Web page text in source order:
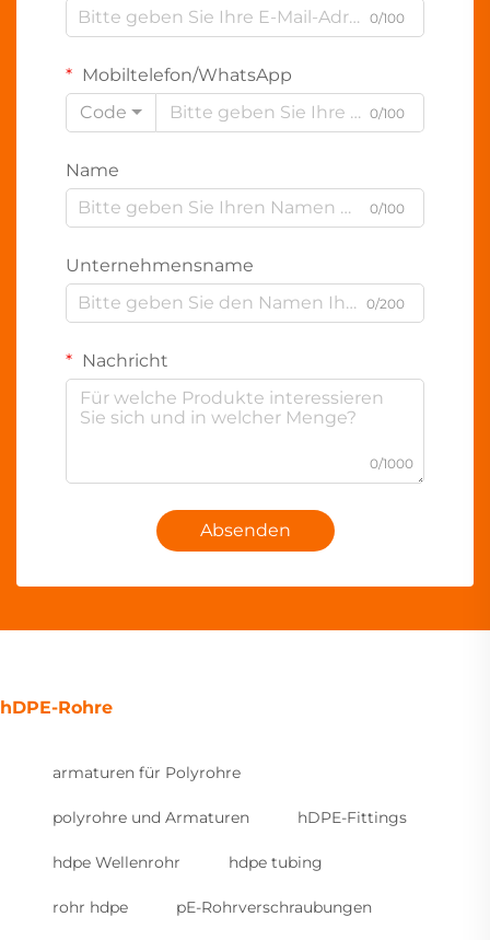
0/100
Mobiltelefon/WhatsApp
Code
0/100
Name
0/100
Unternehmensname
0/200
Nachricht
0/1000
Absenden
hDPE-Rohre
armaturen für Polyrohre
polyrohre und Armaturen hDPE-Fittings
hdpe Wellenrohr hdpe tubing
rohr hdpe pE-Rohrverschraubungen